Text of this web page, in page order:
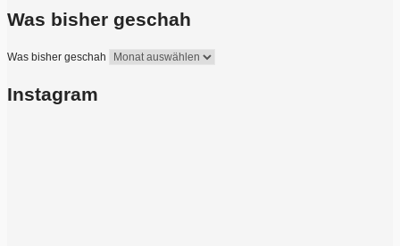
Was bisher geschah
Was bisher geschah
Instagram